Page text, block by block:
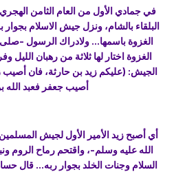
في جمادي الأول من العام الثامن
البلقاء بالشام، ونزل جيش الاسلام
الغزوة باسمها... ولادراك الرسول -صلى
الغزوة اختار لها ثلاثة من رهبان الليل
الجيش: (عليكم زيد بن حارثة، فان أصيب
أصيب جعفر فعبد الله
أي أصبح زيد الأمير الأول لجيش
الله عليه وسلم-، واقتحم رماح الروم
السلام وجنات الخلد بجوار ربه... قال